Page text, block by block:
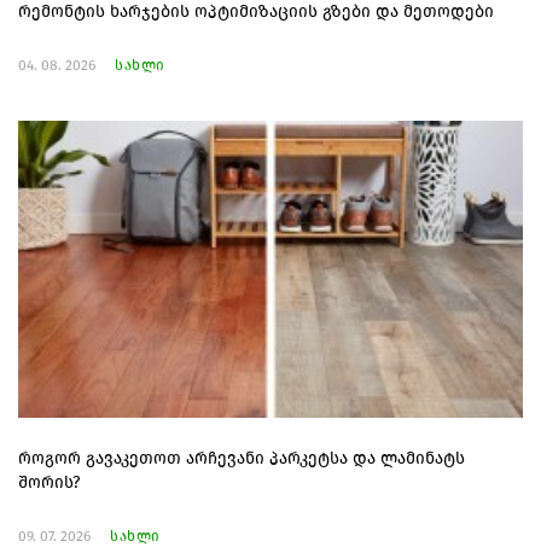
რემონტის ხარჯების ოპტიმიზაციის გზები და მეთოდები
04. 08. 2026 სახლი
როგორ გავაკეთოთ არჩევანი პარკეტსა და ლამინატს
შორის?
09. 07. 2026 სახლი